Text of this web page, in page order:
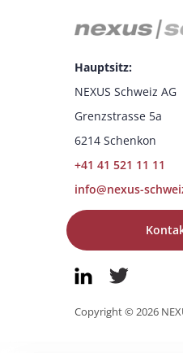
Hauptsitz:
NEXUS Schweiz AG
Grenzstrasse 5a
6214 Schenkon
+41 41 521 11 11
info@nexus-
Copyright © 2026